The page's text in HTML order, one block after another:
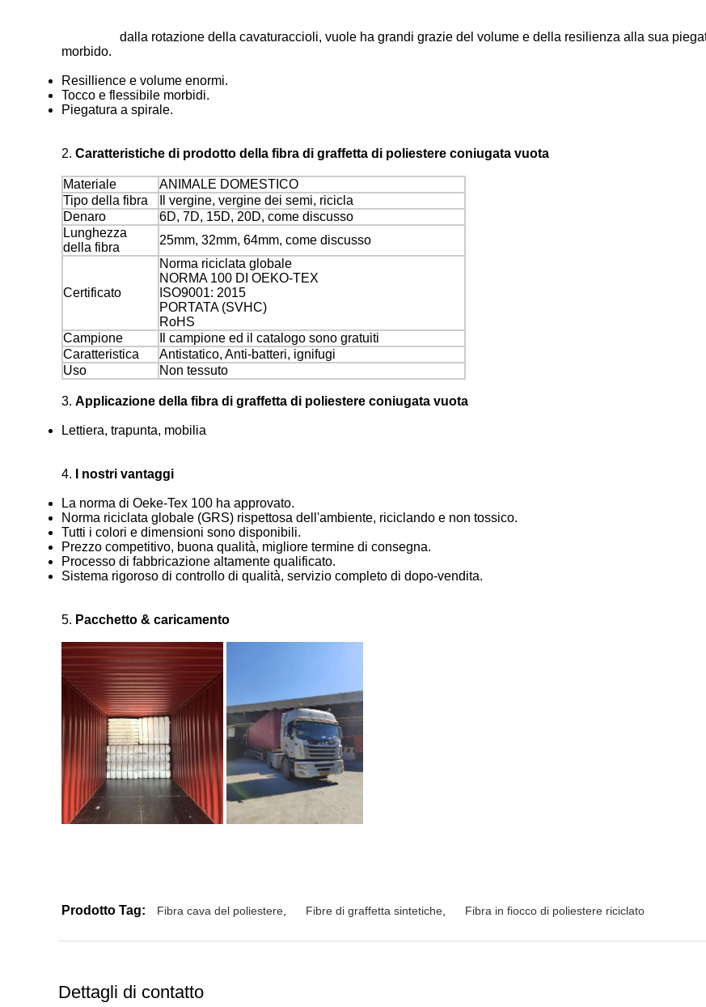
dalla rotazione della cavaturaccioli, vuole ha grandi grazie del volume e della resilienza alla sua
morbido.
Resillience e volume enormi.
Tocco e flessibile morbidi.
Piegatura a spirale.
2. Caratteristiche di prodotto della fibra di graffetta di poliestere coniugata vuota
Materiale
ANIMALE DOMESTICO
Tipo della fibra
Il vergine, vergine dei semi, ricicla
Denaro
6D, 7D, 15D, 20D, come discusso
Lunghezza
della fibra
25mm, 32mm, 64mm, come discusso
Certificato
Norma riciclata globale
NORMA 100 DI OEKO-TEX
ISO9001: 2015
PORTATA (SVHC)
RoHS
Campione
Il campione ed il catalogo sono gratuiti
Caratteristica
Antistatico, Anti-batteri, ignifugi
Uso
Non tessuto
3. Applicazione della fibra di graffetta di poliestere coniugata vuota
Lettiera, trapunta, mobilia
4. I nostri vantaggi
La norma di Oeke-Tex 100 ha approvato.
Norma riciclata globale (GRS) rispettosa dell'ambiente, riciclando e non tossico.
Tutti i colori e dimensioni sono disponibili.
Prezzo competitivo, buona qualità, migliore termine di consegna.
Processo di fabbricazione altamente qualificato.
Sistema rigoroso di controllo di qualità, servizio completo di dopo-vendita.
5. Pacchetto & caricamento
Prodotto Tag: Fibra cava del poliestere Fibre di graffetta sintetiche Fibra in fiocco di poliestere riciclato
Dettagli di contatto